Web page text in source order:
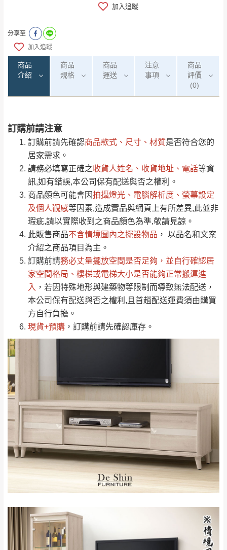
加入追蹤
分享至
加入追蹤
商品
介紹
商品
規格
商品
運送
注意
事項
商品
評價
(0)
訂購前請注意
訂購前請先確認商品款式、尺寸、材質是否符合您的
居家需求。
請務必填寫正確之收貨人姓名、收貨地址、電話等資
訊,如有錯誤,本公司保有配送與否之權利。
商品顏色可能會因拍攝燈光、電腦解析度、螢幕設定
及個人觀感等因素,造成實品與網頁上有所差異,此並非
瑕疵,請以實際收到之商品顏色為準,敬請見諒。
此販售商品不含情境圖內之擺設物品 ， 以品名和文案
介紹之商品項目為主。
訂購前請務必丈量擺放空間是否足夠 ，並自行確認居
家空間格局、 樓梯或電梯大小是否能夠正常搬運進
入 ，若因特殊地形與建築物等限制而導致無法配送，
本公司保有配送與否之權利,且首趟配送運費須由購買
方自行負擔。
現貨+預購 ，訂購前請先確認庫存。
運 費 說 明
運送地區 運送費用
偏遠地區
（請先線上詢問 LINE
→@dershin ）
桃園
免 運
費
＊A108產品另收運費
復興鄉
新竹
峨眉鄉、五峰鄉、
橫山、北埔鄉、尖
石鄉、寶山鄉山
區、新埔山區、芎
新北
雙溪、貢寮、烏
來、平溪、九份、
石門、林口 下福
里、新店山區、三
峽山區、石碇、坪
區、北投湖山路、
深坑山區
基隆
$ 9,000以上：免
NT$500元
＊A108產品另收運費
注意事項：
由於品項繁多，網頁無法及時更新，如有需
要購買商品，請於出發前來電或到「官方
Line客服」來信確認商品是否有「現貨」與
「金額」。
若商品價格或庫存有異常，商家有權取消訂
單。部分網路商品恕無法更改原設計或客製，敬請
見諒！
接單後二日內(不含例假日)，我們客服會與您
電話聯絡或E-Mail通知確認訂單。
（線上客
服 LINE → @dershin）
下單前先詢問是否現貨 ，若未詢問下單後無
現貨我們客服會再來電或E-Mail與您聯絡
（洽詢方式請搜尋 Line ID →
配送範圍：
地型限制(山區、鄉、鎮、村)、樓梯太小、無
法搬運上樓等因素，導致無法配送，
本公司
保護物流人員的工作安全，賣家無提供吊掛
服務，若需以吊車或其他的吊掛方式吊運，
費用將由買方自行支付。
因大型傢俱有組裝、配送的問題，並非一般
快速到貨商品，無法指定特定時間送達，司
機當天到貨前皆會再與您通知，讓你不用整
天在家等貨，以節省您的寶貴時間。
由於百貨公司配送較為不易，故暫無法配送
0/5 (0)筆
全部 依評論高至低排列
依評論低至高排列 只顯示附上圖片
只顯示附上評論